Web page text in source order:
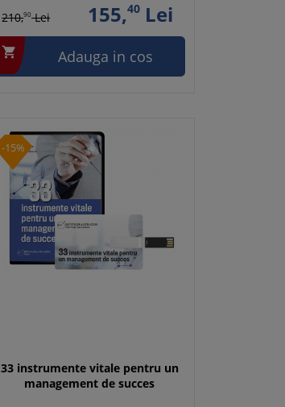
210,90Lei 155,40Lei
 Adauga in cos
-15%
33 instrumente vitale pentru un
management de succes